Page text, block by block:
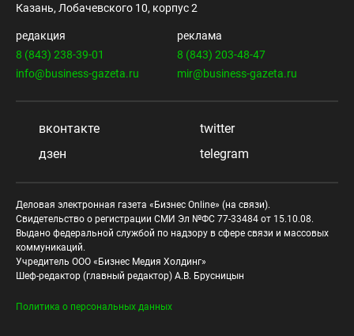
Казань, Лобачевского 10, корпус 2
редакция
8 (843) 238-39-01
info@business-gazeta.ru
реклама
8 (843) 203-48-47
mir@business-gazeta.ru
вконтакте
twitter
дзен
telegram
Деловая электронная газета «Бизнес Online» (на связи).
Свидетельство о регистрации СМИ Эл №ФС 77-33484 от 15.10.08.
Выдано федеральной службой по надзору в сфере связи и массовых
коммуникаций.
Учредитель ООО «Бизнес Медия Холдинг»
Шеф-редактор (главный редактор) А.В. Брусницын
Политика о персональных данных